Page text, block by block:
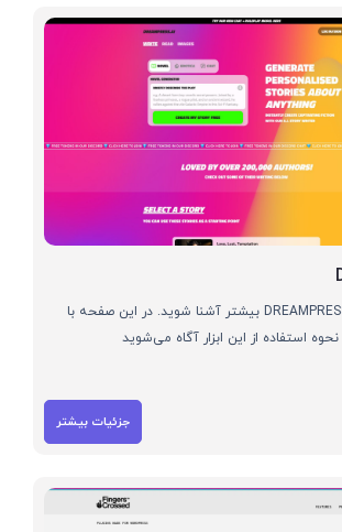
با هوش مصنوعی DREAMPRESS بیشتر آشنا شوید. در این صفحه با
نحوه استفاده از این ابزار آگاه می‌شوید
جزئیات بیشتر